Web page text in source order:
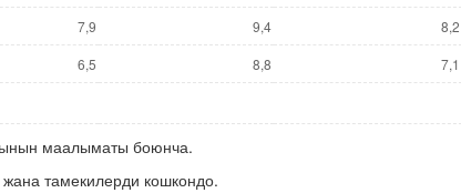
7,9 9,4 8,2
6,5 8,8 7,1
маалыматы боюнча.
тамекилерди кошкондо.